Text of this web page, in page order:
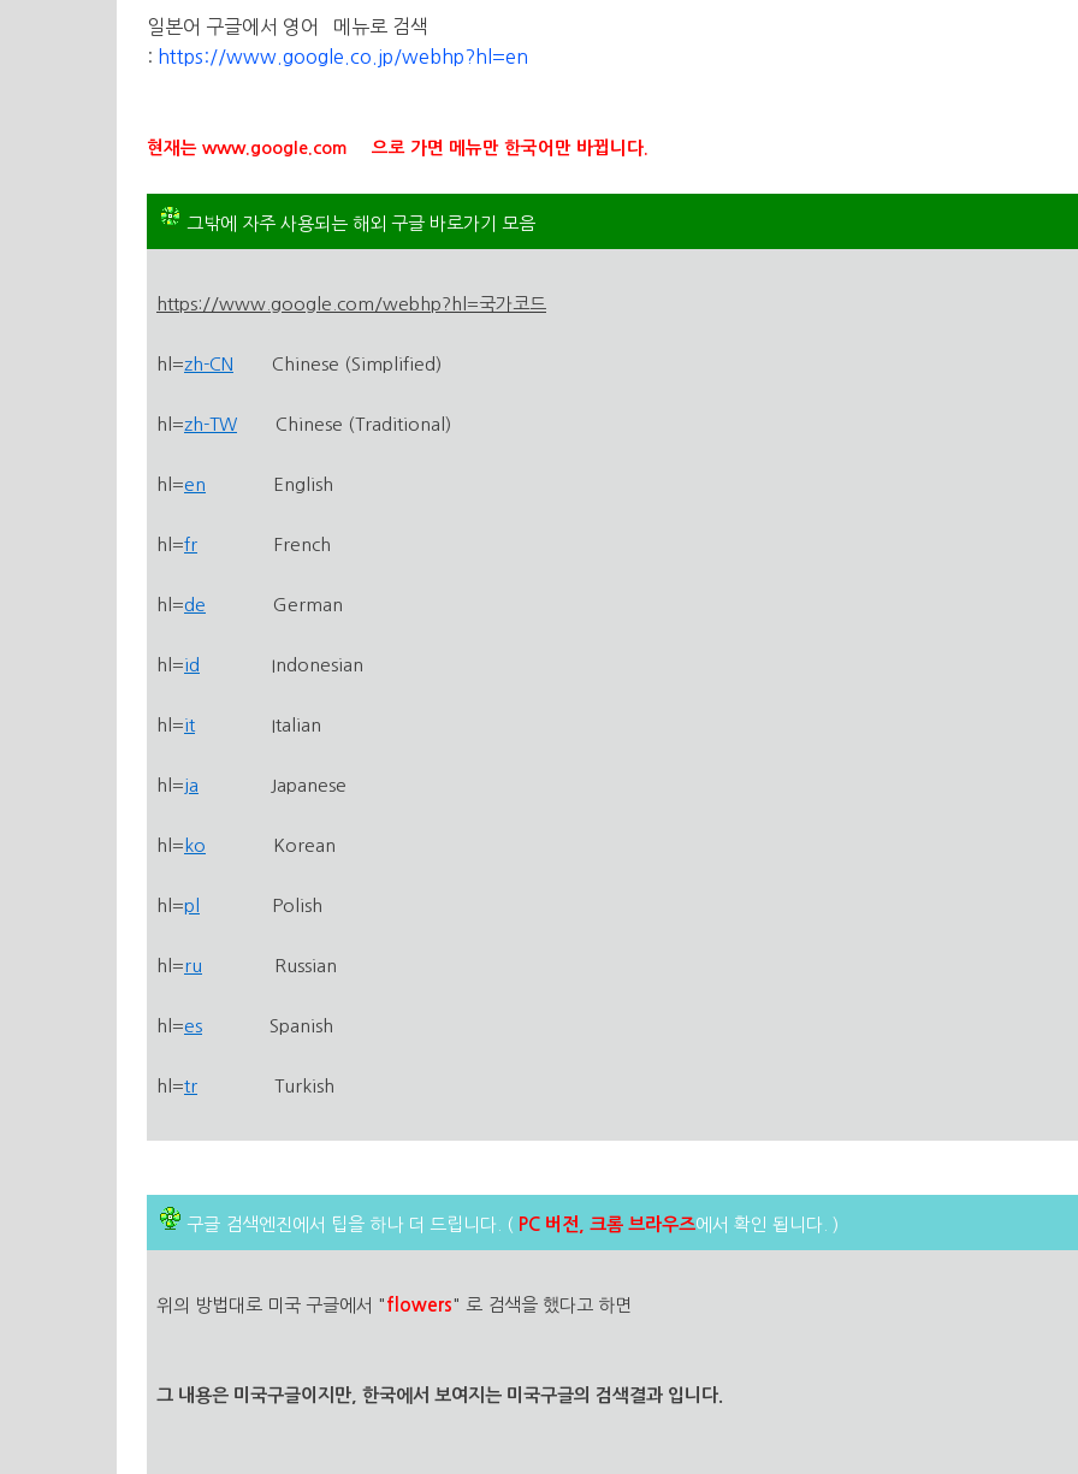
일본어 구글에서 영어 메뉴로 검색
: https://www.google.co.jp/webhp?hl=en
현재는 www.google.com 으로 가면 메뉴만 한국어만 바뀝니다.
그밖에 자주 사용되는 해외 구글 바로가기 모음
https://www.google.com/webhp?hl=국가코드
hl=zh-CN Chinese (Simplified)
hl=zh-TW Chinese (Traditional)
hl=en English
hl=fr French
hl=de German
hl=id Indonesian
hl=it Italian
hl=ja Japanese
hl= ko Korean
hl=pl Polish
hl=ru Russian
hl=es Spanish
hl=tr Turkish
구글 검색엔진에서 팁을 하나 더 드립니다. ( PC 버전, 크롬 브라우즈에서 확인 됩니다. )
위의 방법대로 미국 구글에서 " flowers" 로 검색을 했다고 하면
그 내용은 미국구글이지만, 한국에서 보여지는 미국구글의 검색결과 입니다.